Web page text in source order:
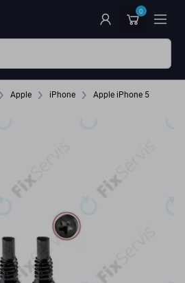
0
Apple iPhone Apple iPhone 5